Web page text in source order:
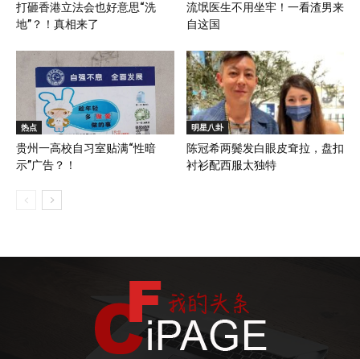
打砸香港立法会也好意思“洗
地”？！真相来了
流氓医生不用坐牢！一看渣男来
自这国
热点
贵州一高校自习室贴满“性暗
示”广告？！
明星八卦
陈冠希两鬓发白眼皮耷拉，盘扣
衬衫配西服太独特